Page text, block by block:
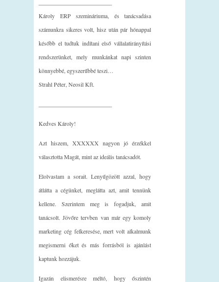
Károly ERP szemináriuma, és tanácsadása
számunkra sikeres volt, hisz után pár hónappal
később el tudtuk indítani első vállalatirányítási
rendszerünket, mely munkánkat napi szinten
könnyebbé, egyszerűbbé teszi…
Strahl Péter, Neosil Kft.
Kedves Károly!
Azt hiszem, XXXXXX nagyon jó érzékkel
választotta Magát, mint az ideális tanácsadót.
Elolvastam a sorait. Lenyűgözött azzal, hogy
átlátta a cégünket, meglátta azt, amit tennünk
kellene. Szerintem meg is fogadjuk, amit
tanácsolt. Jövőre tervben van már egy komoly
marketing cég felkeresése, mert volt alkalmunk
megismerni őket és más forrásból is ajánlást
kaptunk hozzájuk.
Igazán elismerésre méltó, hogy őszintén